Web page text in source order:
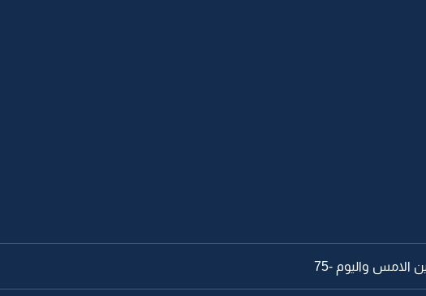
الامس واليوم -75